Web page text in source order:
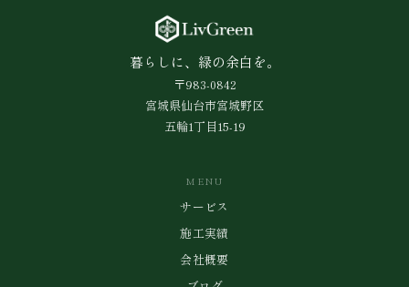
暮らしに、緑の余白を。
〒983-0842
宮城県仙台市宮城野区
五輪1丁目15-19
MENU
サービス
施工実績
会社概要